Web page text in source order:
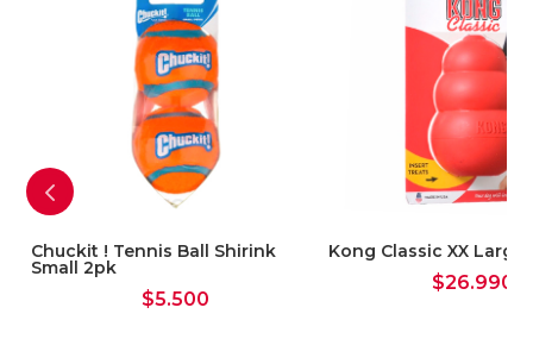
Chuckit ! Tennis Ball Shirink
Small 2pk
$5.500
Kong Classic XX Large
$26.990